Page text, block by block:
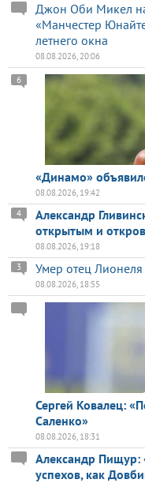
Джон Оби Микел
«Манчестер
летнего окна
08.08.2026, 20:06
«Динамо»
6
08.08.2026, 19:42
Александр
открытым и
4
08.08.2026, 19:18
Умер отец
3
08.08.2026, 18:55
Сергей Ковалец:
Саленко»
08.08.2026, 18:31
Александр Пищур:
успехов, как